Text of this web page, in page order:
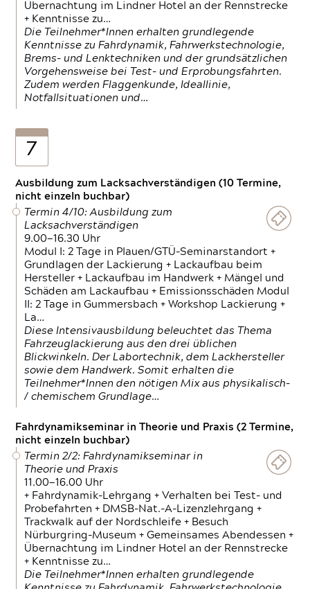
Übernachtung im Lindner Hotel an der Rennstrecke
+ Kenntnisse zu…
Die Teilnehmer*Innen erhalten grundlegende
Kenntnisse zu Fahrdynamik, Fahrwerkstechnologie,
Brems- und Lenktechniken und der grundsätzlichen
Vorgehensweise bei Test- und Erprobungsfahrten.
Zudem werden Flaggenkunde, Ideallinie,
Notfallsituationen und…
7
Ausbildung zum Lacksachverständigen (10 Termine,
nicht einzeln buchbar)
Termin 4/10: Ausbildung zum
Lacksachverständigen
9.00—16.30 Uhr
Modul I: 2 Tage in Plauen/GTÜ-Seminarstandort +
Grundlagen der Lackierung + Lackaufbau beim
Hersteller + Lackaufbau im Handwerk + Mängel und
Schäden am Lackaufbau + Emissionsschäden Modul
II: 2 Tage in Gummersbach + Workshop Lackierung +
La…
Diese Intensivausbildung beleuchtet das Thema
Fahrzeuglackierung aus den drei üblichen
Blickwinkeln. Der Labortechnik, dem Lackhersteller
sowie dem Handwerk. Somit erhalten die
Teilnehmer*Innen den nötigen Mix aus physikalisch-
/ chemischem Grundlage…
Fahrdynamikseminar in Theorie und Praxis (2 Termine,
nicht einzeln buchbar)
Termin 2/2: Fahrdynamikseminar in
Theorie und Praxis
11.00—16.00 Uhr
+ Fahrdynamik-Lehrgang + Verhalten bei Test- und
Probefahrten + DMSB-Nat.-A-Lizenzlehrgang +
Trackwalk auf der Nordschleife + Besuch
Nürburgring-Museum + Gemeinsames Abendessen +
Übernachtung im Lindner Hotel an der Rennstrecke
+ Kenntnisse zu…
Die Teilnehmer*Innen erhalten grundlegende